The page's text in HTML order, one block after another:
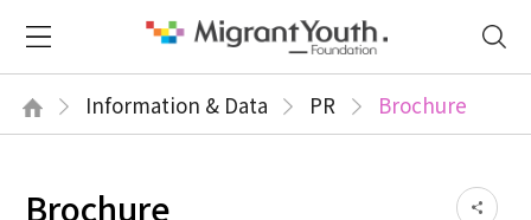
Information & Data PR Brochure
Brochure